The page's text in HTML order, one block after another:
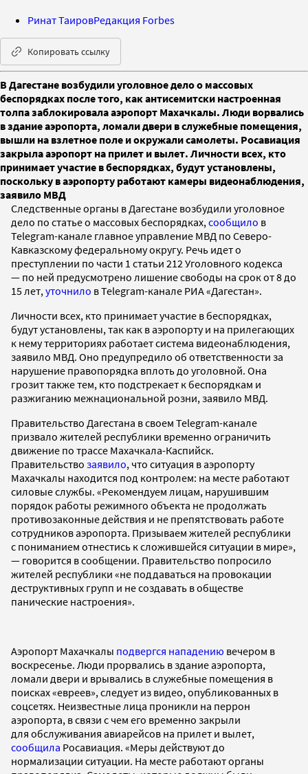
Ринат ТаировРедакция Forbes
Копировать ссылку
В Дагестане возбудили уголовное дело о массовых
беспорядках после того, как антисемитски настроенная
толпа заблокировала аэропорт Махачкалы. Люди ворвались
в здание аэропорта, ломали двери в служебные помещения,
вышли на взлетное поле и окружали самолеты. Росавиация
закрыла аэропорт на прилет и вылет. Личности всех, кто
принимает участие в беспорядках, будут установлены,
поскольку в аэропорту работают камеры видеонаблюдения,
заявило МВД
Следственные органы в Дагестане возбудили уголовное
дело по статье о массовых беспорядках, сообщило в
Telegram-канале главное управление МВД по Северо-
Кавказскому федеральному округу. Речь идет о
преступлении по части 1 статьи 212 Уголовного кодекса
— по ней предусмотрено лишение свободы на срок от 8 до
15 лет, уточнило в Telegram-канале РИА «Дагестан».
Личности всех, кто принимает участие в беспорядках,
будут установлены, так как в аэропорту и на прилегающих
к нему территориях работает система видеонаблюдения,
заявило МВД. Оно предупредило об ответственности за
нарушение правопорядка вплоть до уголовной. Она
грозит также тем, кто подстрекает к беспорядкам и
разжиганию межнациональной розни, заявило МВД.
Правительство Дагестана в своем Telegram-канале
призвало жителей республики временно ограничить
движение по трассе Махачкала-Каспийск.
Правительство заявило, что ситуация в аэропорту
Махачкалы находится под контролем: на месте работают
силовые службы. «Рекомендуем лицам, нарушившим
порядок работы режимного объекта не продолжать
противозаконные действия и не препятствовать работе
сотрудников аэропорта. Призываем жителей республики
с пониманием отнестись к сложившейся ситуации в мире»,
— говорится в сообщении. Правительство попросило
жителей республики «не поддаваться на провокации
деструктивных групп и не создавать в обществе
панические настроения».
Аэропорт Махачкалы подвергся нападению вечером в
воскресенье. Люди прорвались в здание аэропорта,
ломали двери и врывались в служебные помещения в
поисках «евреев», следует из видео, опубликованных в
соцсетях. Неизвестные лица проникли на перрон
аэропорта, в связи с чем его временно закрыли
для обслуживания авиарейсов на прилет и вылет,
сообщила Росавиация. «Меры действуют до
нормализации ситуации. На месте работают органы